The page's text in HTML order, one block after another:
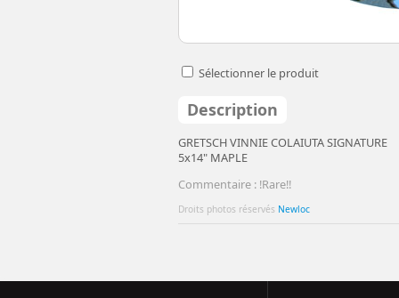
Sélectionner le produit
Description
GRETSCH VINNIE COLAIUTA SIGNATURE
5x14" MAPLE
Commentaire : !Rare!!
Droits photos réservés Newloc